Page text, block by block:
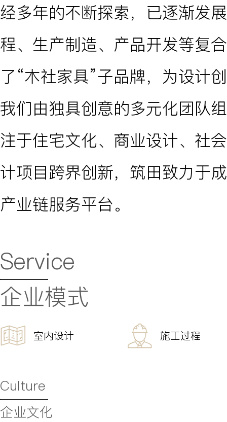
经多年的不断探索，已逐渐发
程、生产制造、产品开发等复
了“木社家具”子品牌，为设计
我们由独具创意的多元化团队
注于住宅文化、商业设计、社
计项目跨界创新，筑田致力于
产业链服务平台。
Service
企业模式
室内设计 施工过程
Culture
企业文化